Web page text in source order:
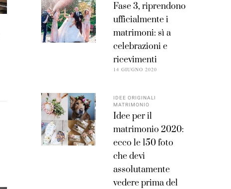
Fase 3, riprendono
ufficialmente i
matrimoni: sì a
celebrazioni e
ricevimenti
14 GIUGNO 2020
IDEE ORIGINALI
MATRIMONIO
Idee per il
matrimonio 2020:
ecco le 150 foto
che devi
assolutamente
vedere prima del